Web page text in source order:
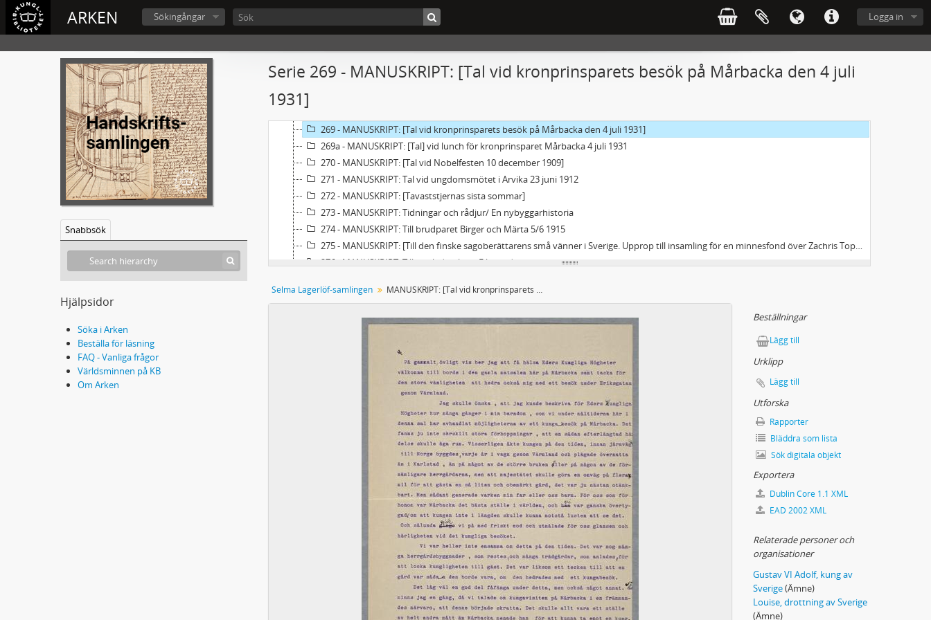
ARKEN Logga in
Sökingångar
Snabbsök
Hjälpsidor
Söka i Arken
Beställa för läsning
FAQ - Vanliga frågor
Världsminnen på KB
Om Arken
Serie 269 - MANUSKRIPT: [Tal vid kronprinsparets besök på Mårbacka den 4 juli
1931]
262a - MANUSKRIPT: Tal i Svenska akademien 20 december 1926
263 - MANUSKRIPT: [Tal i Värmländska sällskapet i Stockholm 13 december 1925]
265 - MANUSKRIPT: Tal på Mårbacka till Franska handelsdelegationen 2/6 1935
266 - MANUSKRIPT: Tal till Godtemplarorden/ Tal till Chicago-kören
269 - MANUSKRIPT: [Tal vid kronprinsparets besök på Mårbacka den 4 juli 1931]
269a - MANUSKRIPT: [Tal] vid lunch för kronprinsparet Mårbacka 4 juli 1931
270 - MANUSKRIPT: [Tal vid Nobelfesten 10 december 1909]
271 - MANUSKRIPT: Tal vid ungdomsmötet i Arvika 23 juni 1912
272 - MANUSKRIPT: [Tavaststjernas sista sommar]
273 - MANUSKRIPT: Tidningar och rådjur/ En nybyggarhistoria
274 - MANUSKRIPT: Till brudparet Birger och Märta 5/6 1915
275 - MANUSKRIPT: [Till den finske sagoberättarens små vänner i Sverige. Upprop till insamling för en minnesfond över Zachris Topelius]
276 - MANUSKRIPT: Till en skidtävling i Filipstad
278 - MANUSKRIPT: [Till mina polska läsare.] Do moich czytelników polskich!
280 - MANUSKRIPT: Till Nedrustningskonferensen. På uppdrag av föreningen Rädda barnen
282 - MANUSKRIPT: Till Svenska Akademien. Promemoria till Svenska Akademien angående pensionsförsäkring till svenska författare
283 - MANUSKRIPT: Till Värmlands studenter. Hälsning vid invigningen av Värmlands nations i Uppsala byggnad
284 - MANUSKRIPT: Till Värmländska ungdomsmötet i Sunne midsommarafton 1937
284a - MANUSKRIPT: Till Värmländska ungdomsmötet [midsommaren 1937]
285 - MANUSKRIPT: Torparen hos Dobbrichsen (Lorichs)
286 - MANUSKRIPT: Torup
287 - MANUSKRIPT: Trollmusik. En julberättelse
288 - MANUSKRIPT: Träbibeln
289 - MANUSKRIPT: Två farkoster
290 - MANUSKRIPT: Tysk stil; välskrivningsövningar
291 - MANUSKRIPT: Tärnornas tal till marskalkarna vid bröllopet på Sundsberg den 12 juni 1884
292 - MANUSKRIPT: [Till landshövding Unger]
293 - MANUSKRIPT: Unison sång i Österlandet. (Österländsk sång. Ett reseminne)
294 - MANUSKRIPT: [Upprop inför 75-årsdagen]
295 - MANUSKRIPT: Utkast från Falutiden (”Då jag en sådan här mörk vinterkväll kastar blickarna ut genom fönstret…”)
296 - MANUSKRIPT: [Utkast]: ”Ni tar vara på de gamla sköna sockendräkterna…”
Selma Lagerlöf-samlingen MANUSKRIPT: [Tal vid kronprinsparets besök på Mårbacka den 4 juli 1931]
Beställningar
Lägg till
Urklipp
Lägg till
Utforska
Rapporter
Bläddra som lista
Sök digitala objekt
Exportera
Dublin Core 1.1 XML
EAD 2002 XML
Relaterade personer och
organisationer
Gustav VI Adolf, kung av
Sverige(Ämne)
Louise, drottning av Sverige
(Ämne)